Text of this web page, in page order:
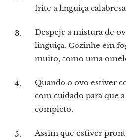
frite a linguiça
Despeje a mistura de
linguiça. Cozinhe em
muito, como uma
Quando o ovo estiver
com cuidado para que
completo.
Assim que estiver